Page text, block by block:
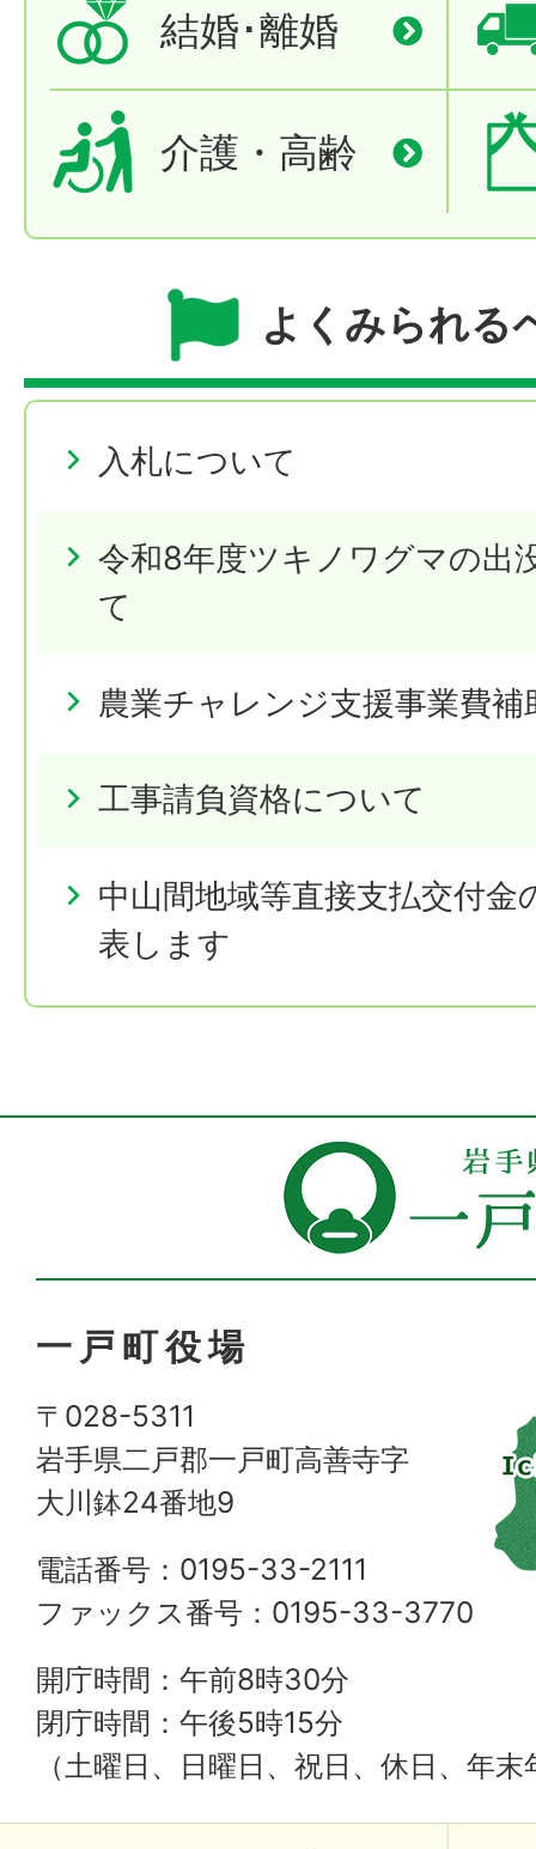
結婚･離婚
介護・高齢
よくみられる
入札について
令和8年度ツキノワグマの出
て
農業チャレンジ支援事業費補
工事請負資格について
中山間地域等直接支払交付
表します
一戸町役場
〒028-5311
岩手県二戸郡一戸町高善寺字
大川鉢24番地9
電話番号：0195-33-2111
ファックス番号：0195-33-3770
開庁時間：午前8時30分
閉庁時間：午後5時15分
（土曜日、日曜日、祝日、休日、年